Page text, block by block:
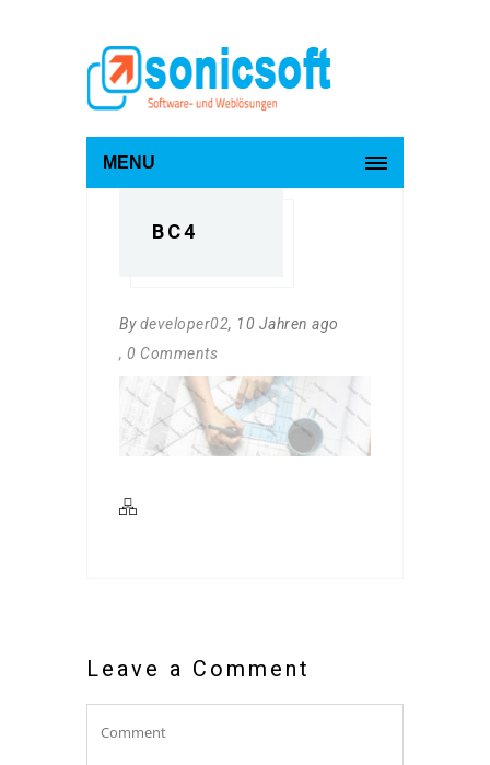
MENU
BC4
By developer02, 10 Jahren ago
, 0 Comments
Leave a Comment